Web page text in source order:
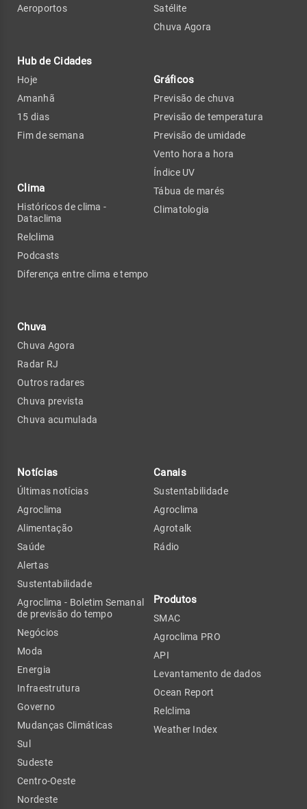
Aeroportos
Hub de Cidades
Hoje
Amanhã
15 dias
Fim de semana
Clima
Históricos de clima -
Dataclima
Relclima
Podcasts
Diferença entre clima e tempo
Chuva
Chuva Agora
Radar RJ
Outros radares
Chuva prevista
Chuva acumulada
Satélite
Chuva Agora
Gráficos
Previsão de chuva
Previsão de temperatura
Previsão de umidade
Vento hora a hora
Índice UV
Tábua de marés
Climatologia
Notícias
Últimas notícias
Agroclima
Alimentação
Saúde
Alertas
Sustentabilidade
Agroclima - Boletim Semanal
de previsão do tempo
Negócios
Moda
Energia
Infraestrutura
Governo
Mudanças Climáticas
Sul
Sudeste
Centro-Oeste
Nordeste
Canais
Sustentabilidade
Agroclima
Agrotalk
Rádio
Produtos
SMAC
Agroclima PRO
API
Levantamento de dados
Ocean Report
Relclima
Weather Index